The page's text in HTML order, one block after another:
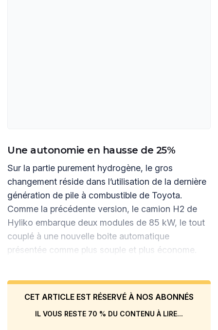
Une autonomie en hausse de 25%
Sur la partie purement hydrogène, le gros
changement réside dans l’utilisation de la dernière
génération de pile à combustible de Toyota.
Comme la précédente version, le camion H2 de
Hyliko embarque deux modules de 85 kW, le tout
couplé à une nouvelle boite automatique
présentée comme plus souple et plus économe.
CET ARTICLE EST RÉSERVÉ À NOS ABONNÉS
IL VOUS RESTE 70 % DU CONTENU À LIRE...